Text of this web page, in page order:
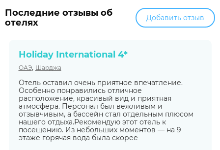
Последние отзывы об
отелях
Добавить отзыв
Holiday International 4*
ОАЭ, Шарджа
Отель оставил очень приятное впечатление.
Особенно понравились отличное
расположение, красивый вид и приятная
атмосфера. Персонал был вежливым и
отзывчивым, а бассейн стал отдельным плюсом
нашего отдыха.Рекомендую этот отель к
посещению. Из небольших моментов — на 9
этаже горячая вода была скорее